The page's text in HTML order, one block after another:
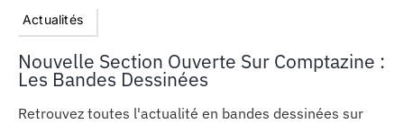
Actualités
Nouvelle Section Ouverte Sur Comptazine :
Les Bandes Dessinées
Retrouvez toutes l'actualité en bandes dessinées sur